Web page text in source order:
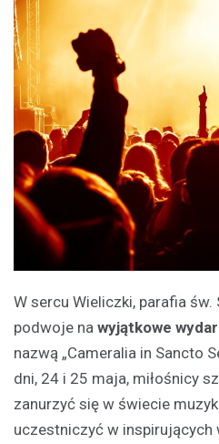
W sercu Wieliczki, parafia
podwoje na wyjątkowe
nazwą „Cameralia in Sancto
dni, 24 i 25 maja, miłośnicy
zanurzyć się w świecie
uczestniczyć w inspirujących